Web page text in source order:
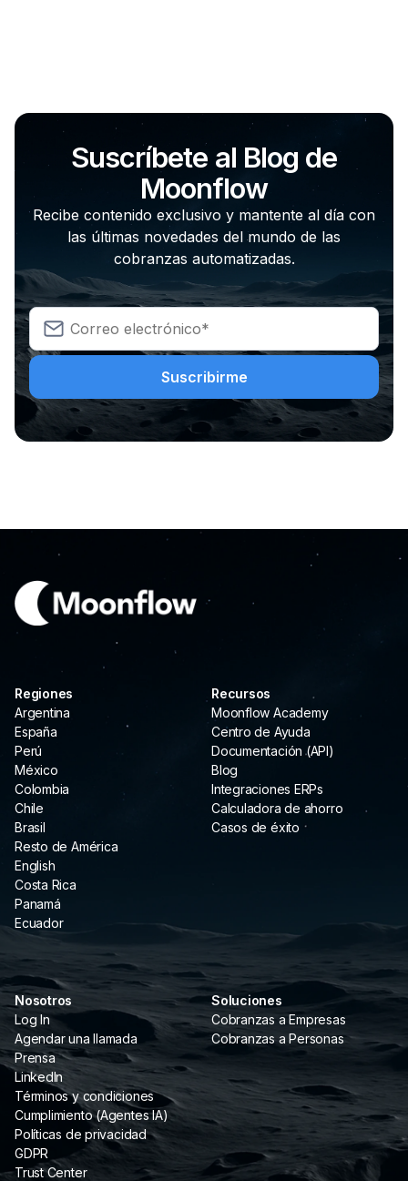
Suscríbete al Blog de
Moonflow
Recibe contenido exclusivo y mantente al día con
las últimas novedades del mundo de las
cobranzas automatizadas.
Soluciones
Cobranzas a Empresas
Cobranzas a Personas
Regiones
Argentina
España
Perú
México
Colombia
Chile
Brasil
Resto de América
English
Costa Rica
Panamá
Ecuador
Recursos
Moonflow Academy
Centro de Ayuda
Documentación (API)
Blog
Integraciones ERPs
Calculadora de ahorro
Casos de éxito
Nosotros
Log In
Agendar una llamada
Prensa
LinkedIn
Términos y condiciones
Cumplimiento (Agentes IA)
Políticas de privacidad
GDPR
Trust Center